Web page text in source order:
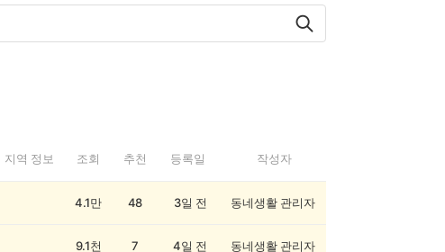
지역 정보 조회 추천 등록일 작성자
4.1만 48 3일 전 동네생활 관리자
9.1천 7 4일 전 동네생활 관리자